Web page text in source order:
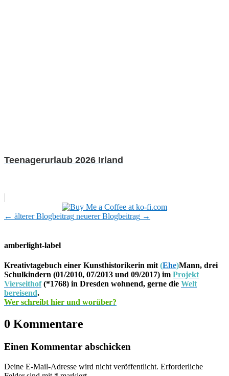
Teenagerurlaub 2026 Irland
← älterer Blogbeitrag neuerer Blogbeitrag →
amberlight-label
Kreativtagebuch einer Kunsthistorikerin mit (Ehe)Mann, drei
Schulkindern (01/2010, 07/2013 und 09/2017) im Projekt
Vierseithof(*1768) in Dresden wohnend, gerne die Welt
bereisend.
Wer schreibt hier und worüber?
0 Kommentare
Einen Kommentar abschicken
Deine E-Mail-Adresse wird nicht veröffentlicht. Erforderliche